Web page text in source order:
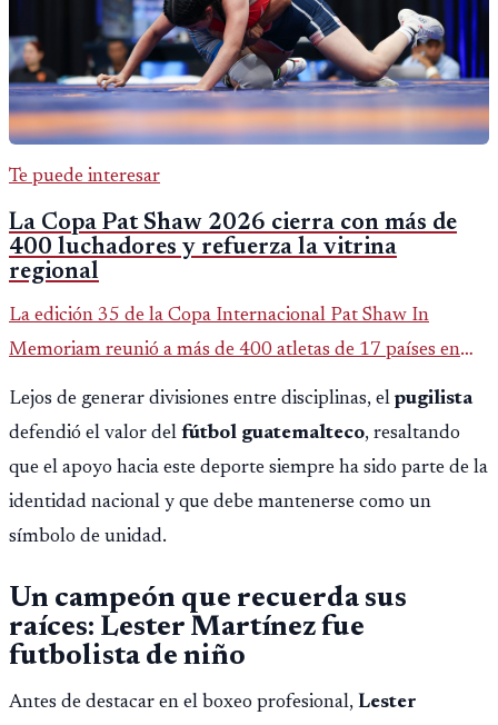
Te puede interesar
La Copa Pat Shaw 2026 cierra con más de
400 luchadores y refuerza la vitrina
regional
La edición 35 de la Copa Internacional Pat Shaw In
Memoriam reunió a más de 400 atletas de 17 países en
Guatemala y dejó una participación destacada de la
delegación nacional, según el balance oficial de CDAG.
Lejos de generar divisiones entre disciplinas, el pugilista
defendió el valor del fútbol guatemalteco, resaltando
que el apoyo hacia este deporte siempre ha sido parte de la
identidad nacional y que debe mantenerse como un
símbolo de unidad.
Un campeón que recuerda sus
raíces: Lester Martínez fue
futbolista de niño
Antes de destacar en el boxeo profesional, Lester